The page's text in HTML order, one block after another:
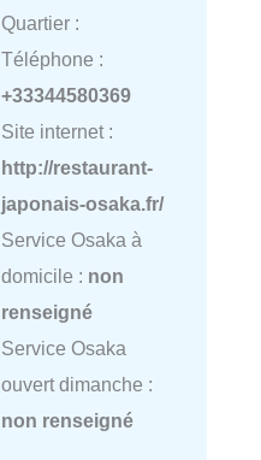
Quartier :
Téléphone :
+33344580369
Site internet :
http://restaurant-
japonais-osaka.fr/
Service Osaka à
domicile : non
renseigné
Service Osaka
ouvert dimanche :
non renseigné